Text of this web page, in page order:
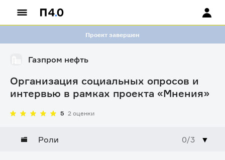
Проект завершен
Газпром нефть
Организация социальных опросов и
интервью в рамках проекта «Мнения»
5 2 оценки
Роли 0/3 ▼